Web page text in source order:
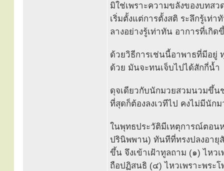
มิใช่เพราะความขลังของบทส
เริ่มตั้งแต่การตั้งสติ ระลึกรู้เท่
ลางอย่างรู้เท่าทัน อาการที่เกิ
ด้วยวิธีการเช่นนี้อาพาธที่มีอยู่
ด้วย มันจะทนเจ็บไปได้สักกี่น้ำ
ดุจเดียวกับนักมวยสวมนวมขึ้น
ที่สุดก็ต้องลงเวทีไป คงไม่มีนั
ในพุทธประวัติมีเหตุการณ์ตอน
ปรินิพพาน) ทันทีที่ทรงปลงอายุ
ขึ้น จึงเข้าเฝ้าทูลถาม (๑) ไหว
ถือปฏิสนธิ (๔) ไหวเพราะพระ